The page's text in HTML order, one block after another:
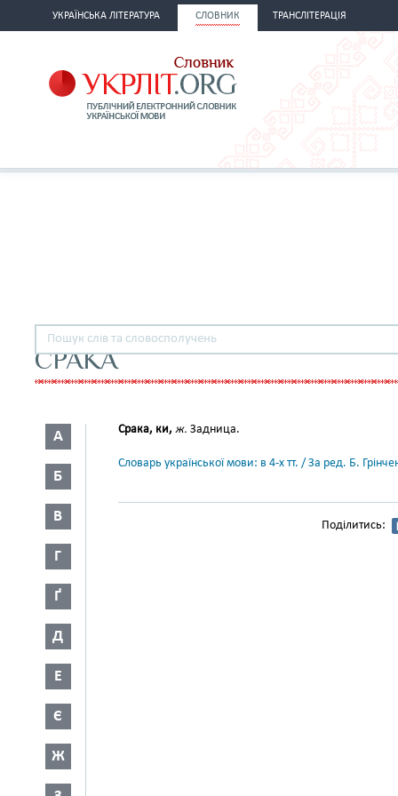
УКРАЇНСЬКА ЛІТЕРАТУРА СЛОВНИК ТРАНСЛІТЕРАЦІЯ
СРАКА
А
Б
В
Г
Ґ
Д
Е
Є
Ж
Срака, ки, ж. Задница.
Словарь української мови: в 4-х тт. / За ред. Б.
Поділитись: